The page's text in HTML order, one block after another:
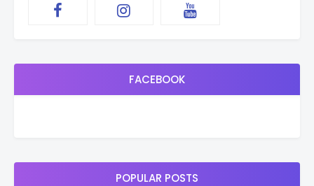
FACEBOOK
POPULAR POSTS